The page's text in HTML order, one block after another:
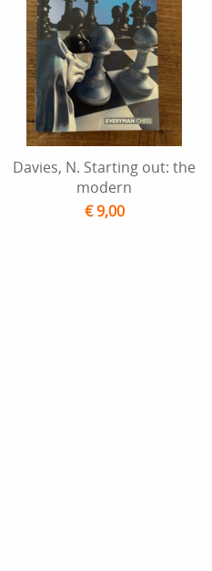
Davies, N. Starting out: the
modern
€ 9,00